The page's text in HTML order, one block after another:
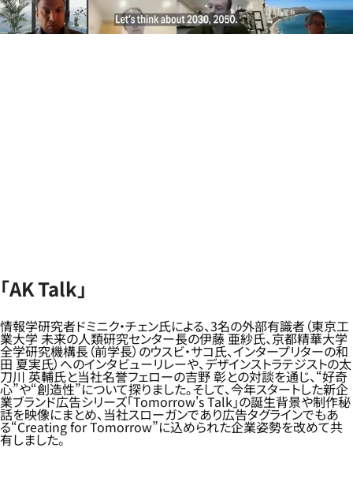
「AK Talk」
情報学研究者ドミニク・チェン氏による、3名の外部有識者（東京工
業大学 未来の人類研究センター長の伊藤 亜紗氏、京都精華大学
全学研究機構長（前学長）のウスビ・サコ氏、インタープリターの和
田 夏実氏）へのインタビューリレーや、デザインストラテジストの太
刀川 英輔氏と当社名誉フェローの吉野 彰との対談を通じ、“好奇
心”や“創造性”について探りました。そして、今年スタートした新企
業ブランド広告シリーズ「Tomorrow's Talk」の誕生背景や制作秘
話を映像にまとめ、当社スローガンであり広告タグラインでもあ
る“Creating for Tomorrow”に込められた企業姿勢を改めて共
有しました。